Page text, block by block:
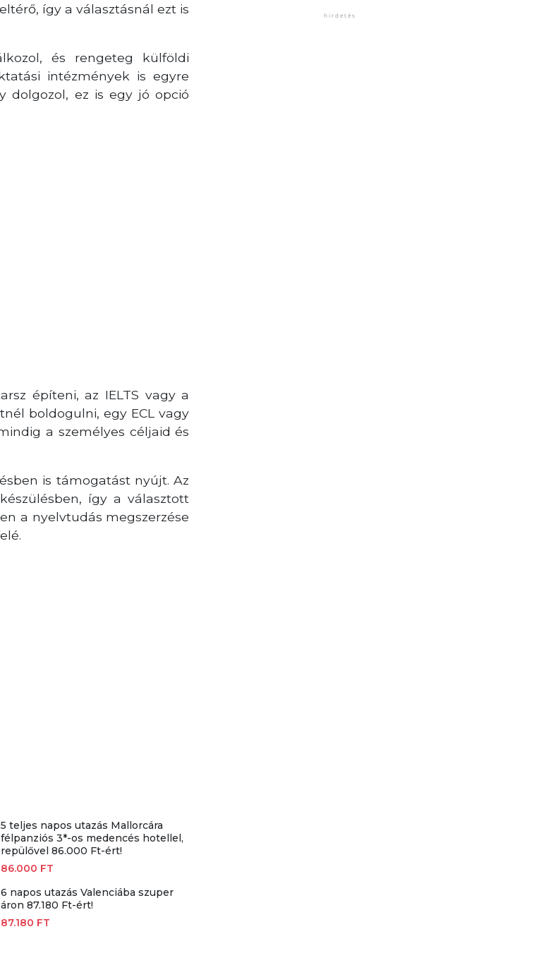
így a választásnál ezt is
és rengeteg külföldi
intézmények is egyre
dolgozol, ez is egy jó opció
építeni, az IELTS vagy a
boldogulni, egy ECL vagy
a személyes céljaid és
is támogatást nyújt. Az
így a választott
a nyelvtudás megszerzése
5 teljes napos utazás Mallorcára
félpanziós 3*-os medencés hotellel,
repülővel 86.000 Ft-ért!
86.000 FT
6 napos utazás Valenciába szuper
áron 87.180 Ft-ért!
87.180 FT